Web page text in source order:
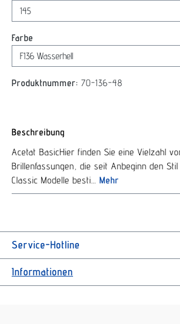
Farbe
Produktnummer: 70-136-48
Beschreibung
Acetat BasicHier finden Sie eine Vielzahl
Brillenfassungen, die seit Anbeginn den
Classic Modelle besti… Mehr
Service-Hotline
Informationen